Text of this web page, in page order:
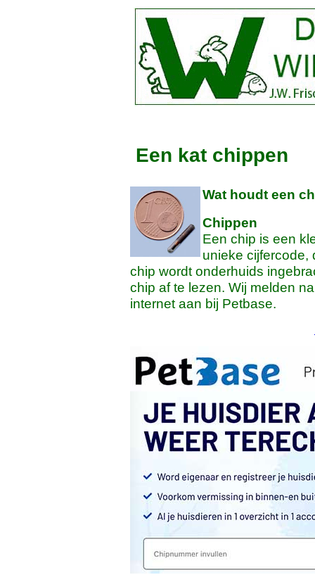
Een kat chippen
Wat houdt een
Chippen
Een chip is een
unieke cijfercode,
chip wordt onderhuids
chip af te lezen. Wij melden
internet aan bij Petbase.